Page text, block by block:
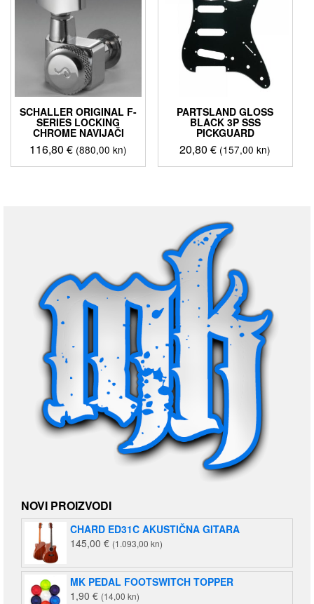
SCHALLER ORIGINAL F-
SERIES LOCKING
CHROME NAVIJAČI
116,80€ (880,00 kn)
PARTSLAND GLOSS
BLACK 3P SSS
PICKGUARD
20,80€ (157,00 kn)
NOVI PROIZVODI
CHARD ED31C AKUSTIČNA GITARA
145,00 € (1.093,00 kn)
MK PEDAL FOOTSWITCH TOPPER
1,90 € (14,00 kn)